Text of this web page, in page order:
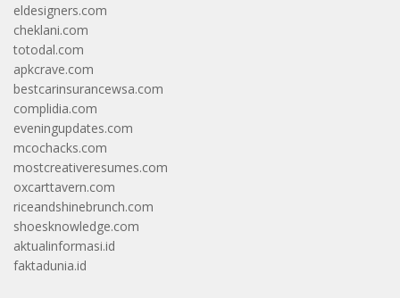
eldesigners.com
cheklani.com
totodal.com
apkcrave.com
bestcarinsurancewsa.com
complidia.com
eveningupdates.com
mcochacks.com
mostcreativeresumes.com
oxcarttavern.com
riceandshinebrunch.com
shoesknowledge.com
aktualinformasi.id
faktadunia.id